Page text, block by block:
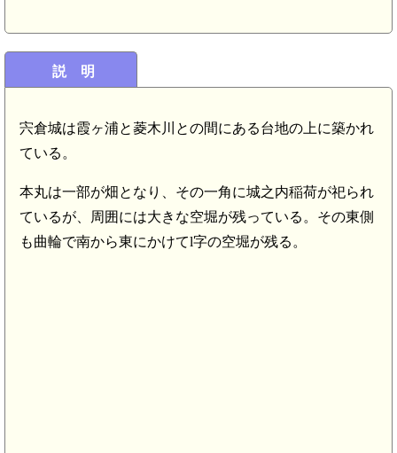
説 明
宍倉城は霞ヶ浦と菱木川との間にある台地の上に築かれ
ている。
本丸は一部が畑となり、その一角に城之内稲荷が祀られ
ているが、周囲には大きな空堀が残っている。その東側
も曲輪で南から東にかけてl字の空堀が残る。